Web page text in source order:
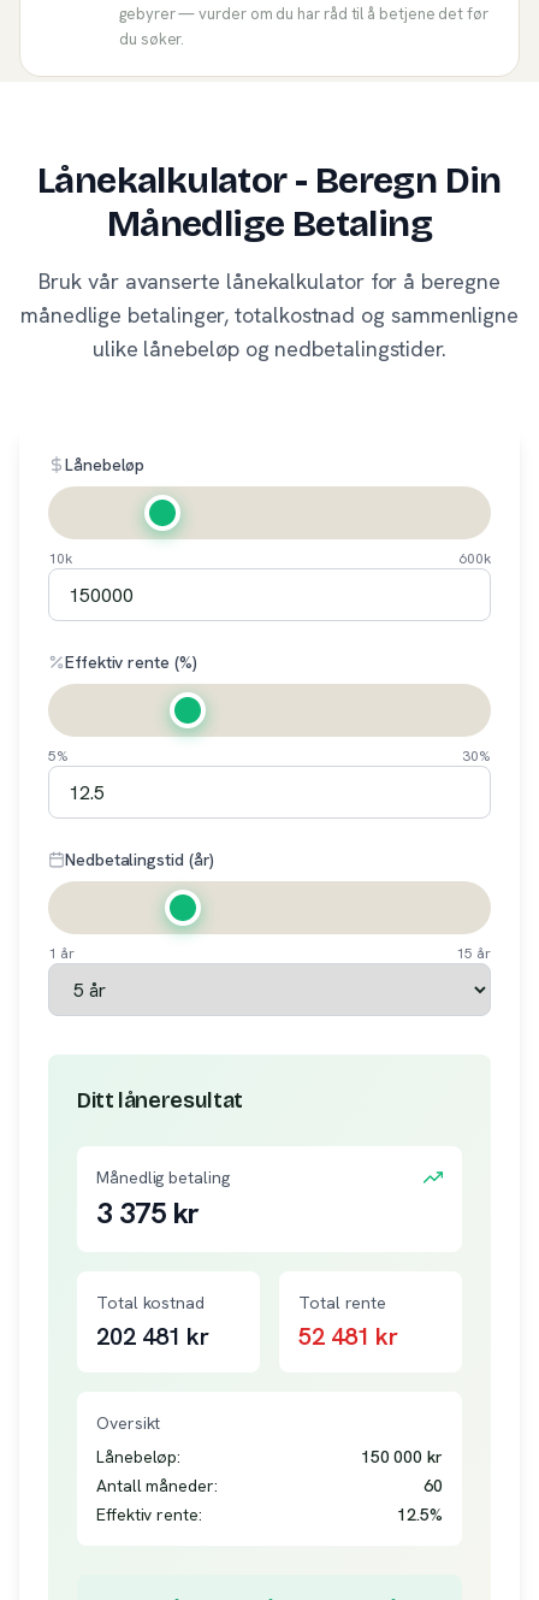
gebyrer — vurder om du har råd til å betjene det før
du søker.
Lånekalkulator - Beregn Din
Månedlige Betaling
Bruk vår avanserte lånekalkulator for å beregne
månedlige betalinger, totalkostnad og sammenligne
ulike lånebeløp og nedbetalingstider.
Lånebeløp
10k 600k
Effektiv rente (%)
5% 30%
Nedbetalingstid (år)
1 år 15 år
Ditt låneresultat
Månedlig betaling
3 375kr
Total kostnad
202 481 kr
Total rente
52 481 kr
Oversikt
Lånebeløp:
150 000 kr
Antall måneder:
60
Effektiv rente:
12.5%